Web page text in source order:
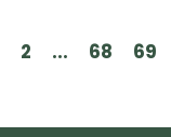
2 ... 68 69